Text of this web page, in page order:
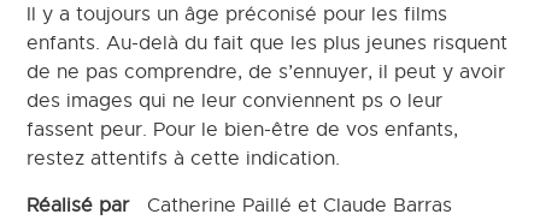
Il y a toujours un âge préconisé pour les films
enfants. Au-delà du fait que les plus jeunes risquent
de ne pas comprendre, de s’ennuyer, il peut y avoir
des images qui ne leur conviennent ps o leur
fassent peur. Pour le bien-être de vos enfants,
restez attentifs à cette indication.
Réalisé parCatherine Paillé et Claude Barras